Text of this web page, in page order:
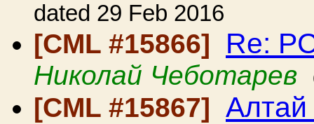
dated 29 Feb 2016
[CML #15866] Re:
Николай Чеботарев
[CML #15867] Алтай